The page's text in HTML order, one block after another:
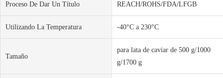
Proceso De Dar Un Título REACH/ROHS/FDA/LFGB
Utilizando La Temperatura -40°C a 230°C
Tamaño
para lata de caviar de 500 g/1000
g/1700 g